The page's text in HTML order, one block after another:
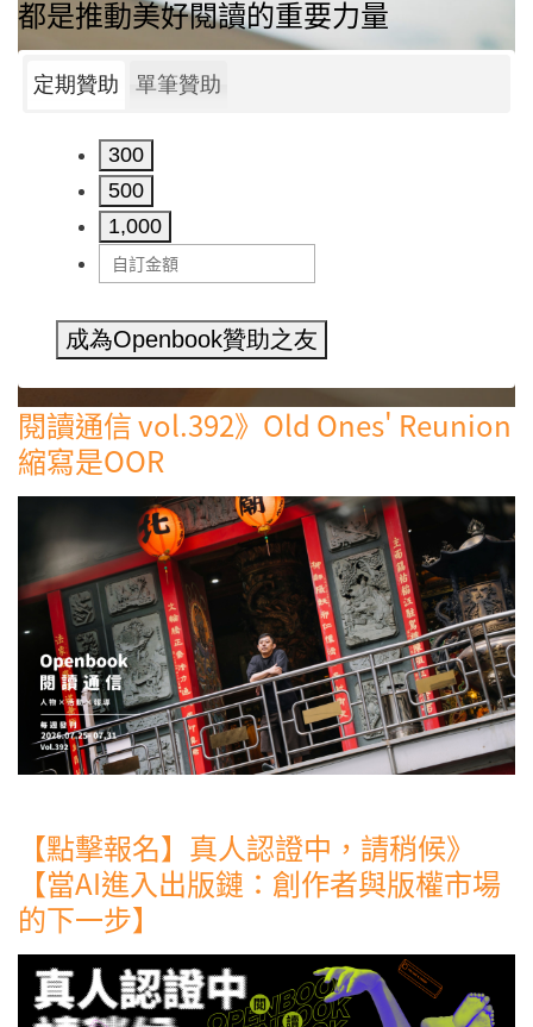
都是推動美好閱讀的重要力量
定期贊助 單筆贊助
300
500
1,000
成為Openbook贊助之友
閱讀通信 vol.392》Old Ones' Reunion
縮寫是OOR
【點擊報名】真人認證中，請稍候》
【當AI進入出版鏈：創作者與版權市場
的下一步】